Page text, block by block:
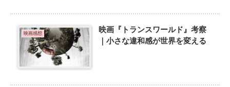
映画感想
映画『トランスワールド』考察
｜小さな違和感が世界を変える